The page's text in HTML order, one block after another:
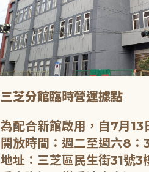
三芝分館臨時營運據點
為配合新館啟用，自7月13
開放時間：週二至週六8
地址：三芝區民生街31號